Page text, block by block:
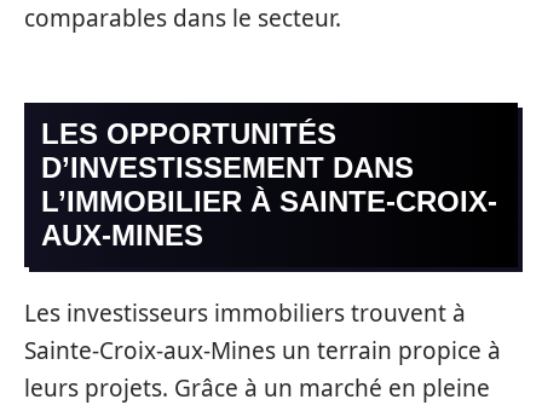
comparables dans le secteur.
LES OPPORTUNITÉS
D’INVESTISSEMENT DANS
L’IMMOBILIER À SAINTE-CROIX-
AUX-MINES
Les investisseurs immobiliers trouvent à
Sainte-Croix-aux-Mines un terrain propice à
leurs projets. Grâce à un marché en pleine